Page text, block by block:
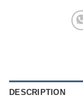
DESCRIPTION